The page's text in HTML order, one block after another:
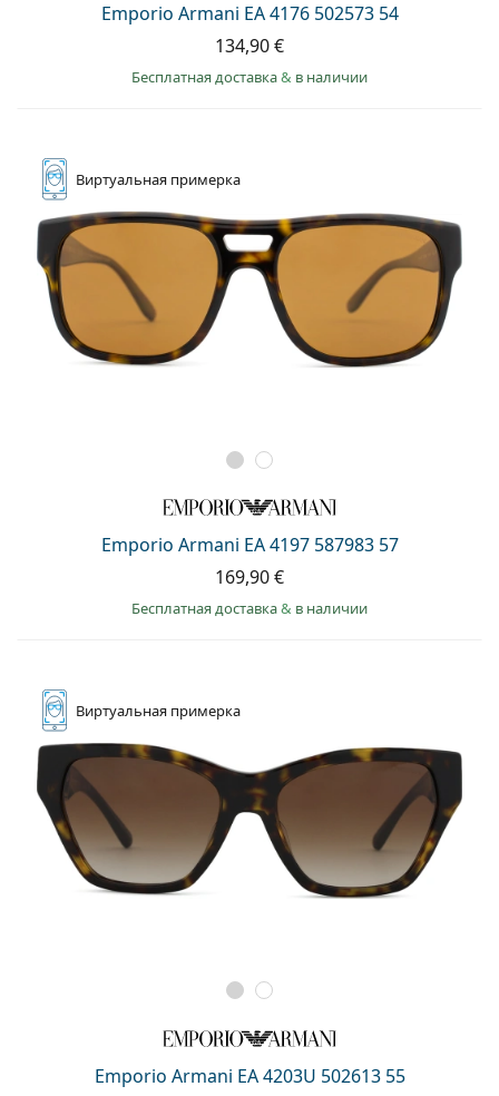
Emporio Armani EA 4176 502573 54
134,90 €
Бесплатная доставка& в наличии
Виртуальная примерка
Emporio Armani EA 4197 587983 57
169,90 €
Бесплатная доставка& в наличии
Виртуальная примерка
Emporio Armani EA 4203U 502613 55